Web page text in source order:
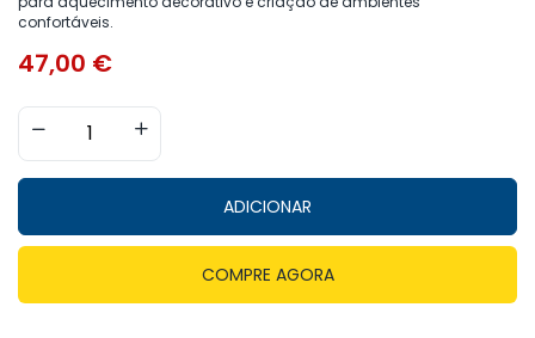
confortáveis.
47,00 €
ADICIONAR
COMPRE AGORA